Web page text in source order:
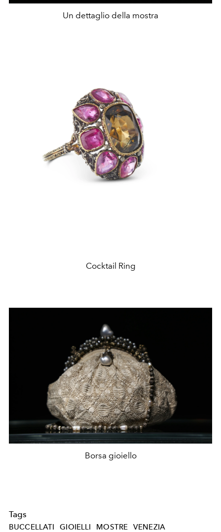
Un dettaglio della mostra
Cocktail Ring
Borsa gioiello
Tags
BUCCELLATI GIOIELLI MOSTRE VENEZIA